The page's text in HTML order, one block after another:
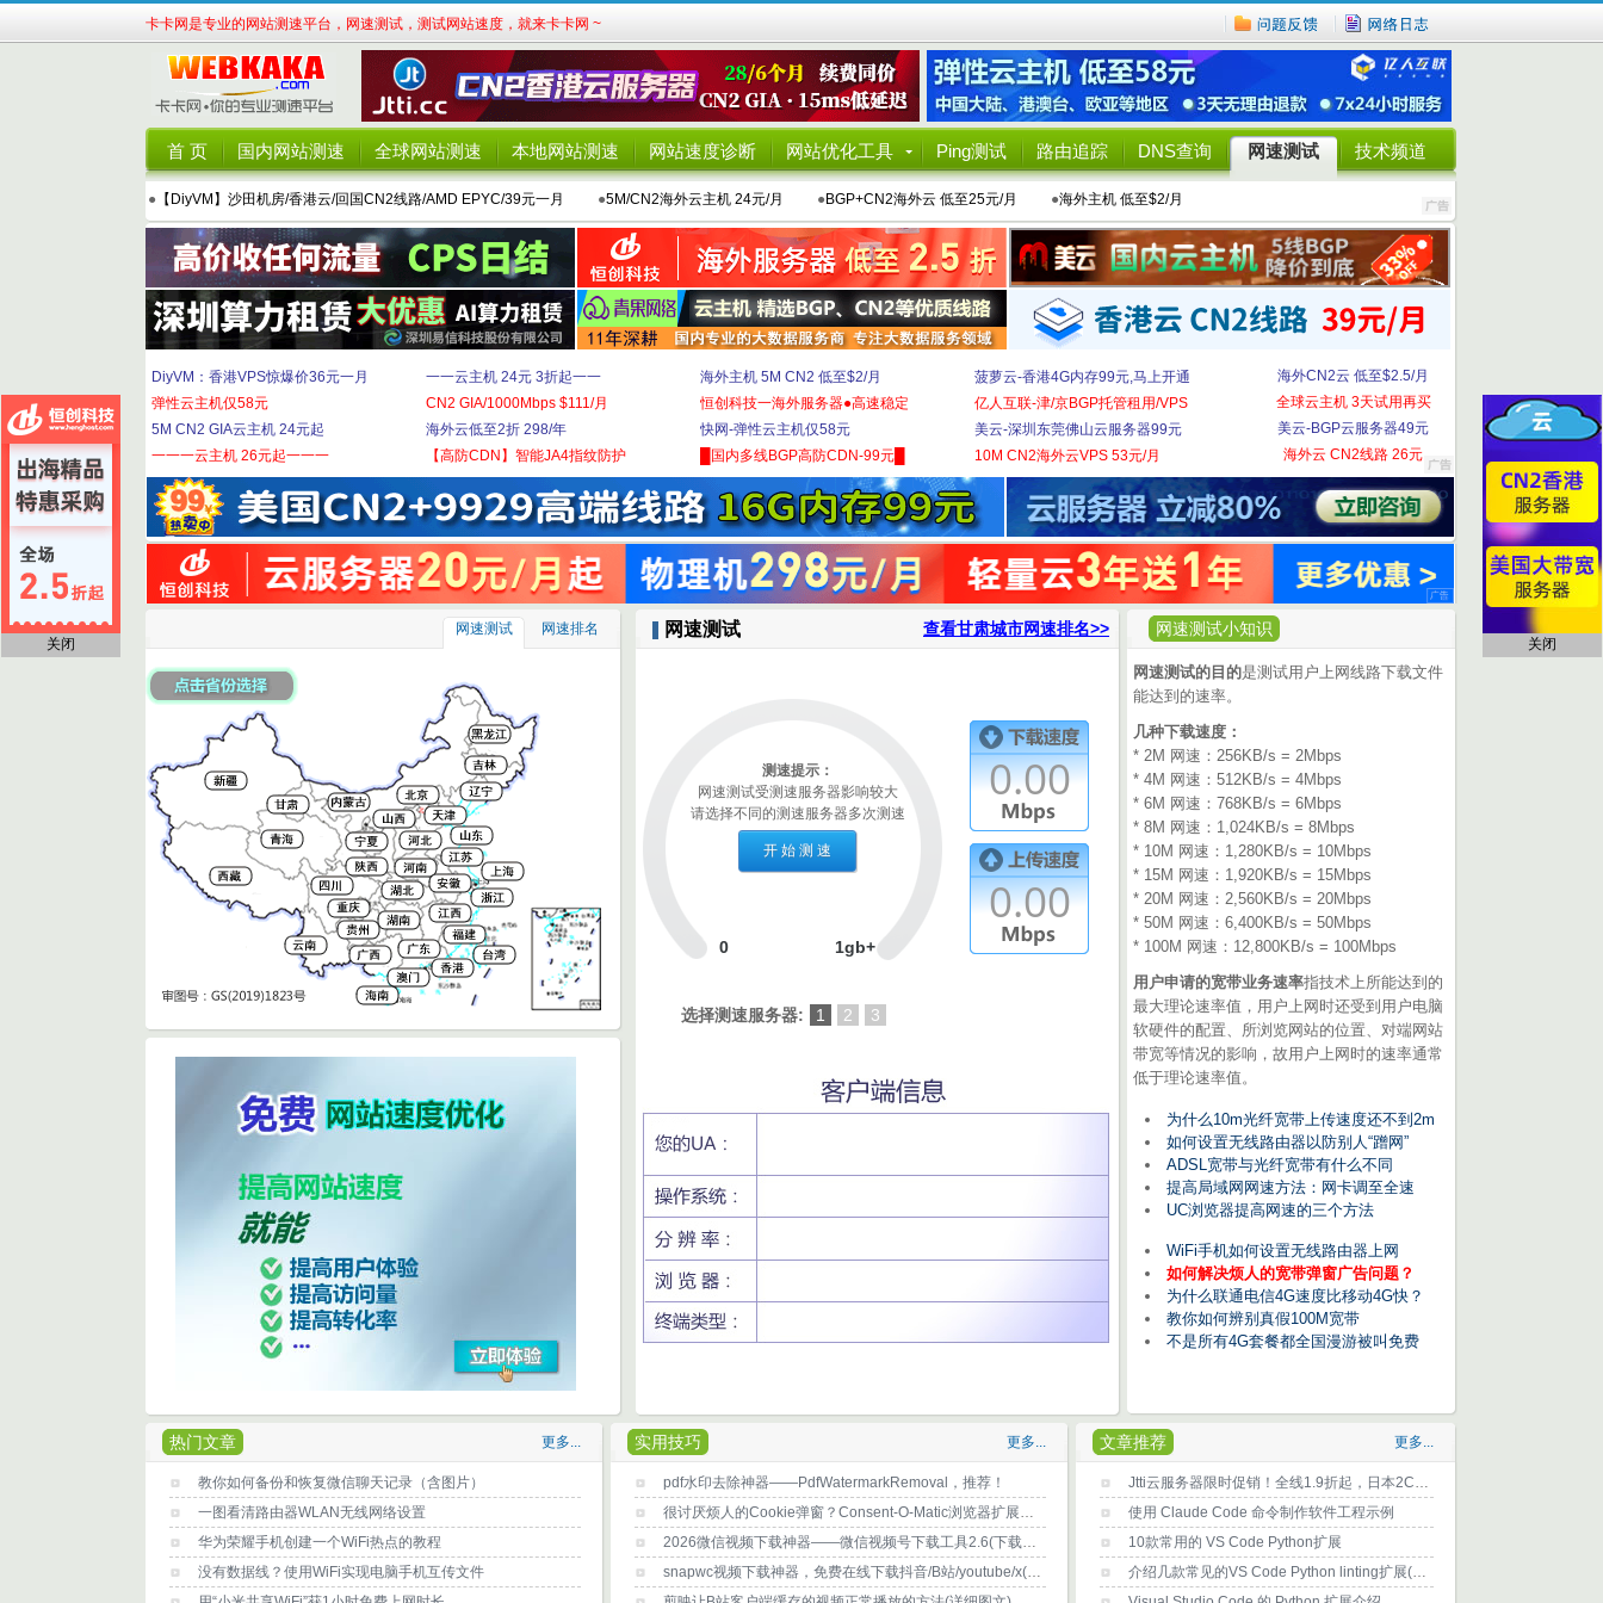
卡卡网是专业的网站测速平台，网速测试，测试网站速度，就来卡卡网 ~
首 页 国内网站测速 全球网站测速 本地网站测速 网站速度诊断 网站优化工具 Ping测试 路由追踪 DNS查询 网速测试 技术频道
● 【DiyVM】沙田机房/香港云/回国CN2线路/AMD EPYC/39元一月 ●5M/CN2海外云主机 24元/月 ●BGP+CN2海外云 低至25元/月 ●海外主机 低至$2/月
DiyVM：香港VPS惊爆价36元一月
弹性云主机仅58元
5M CN2 GIA云主机 24元起
一一一云主机 26元起一一一
一一云主机 24元 3折起一一
CN2 GIA/1000Mbps $111/月
海外云低至2折 298/年
【高防CDN】智能JA4指纹防护
海外主机 5M CN2 低至$2/月
恒创科技一海外服务器●高速稳定
快网-弹性云主机仅58元
█国内多线BGP高防CDN-99元█
菠萝云-香港4G内存99元,马上开通
亿人互联-津/京BGP托管租用/VPS
美云-深圳东莞佛山云服务器99元
10M CN2海外云VPS 53元/月
海外CN2云 低至$2.5/月
全球云主机 3天试用再买
美云-BGP云服务器49元
海外云 CN2线路 26元
网速测试 网速排名 网速测试 查看甘肃城市网速排名>>
测速提示：
网速测试受测速服务器影响较大
请选择不同的测速服务器多次测速
0 1gb+
选择测速服务器: 1 2 3
0.00
0.00
网速测试小知识
网速测试的目的是测试用户上网线路下载文件
能达到的速率。
几种下载速度：
* 2M 网速：256KB/s = 2Mbps
* 4M 网速：512KB/s = 4Mbps
* 6M 网速：768KB/s = 6Mbps
* 8M 网速：1,024KB/s = 8Mbps
* 10M 网速：1,280KB/s = 10Mbps
* 15M 网速：1,920KB/s = 15Mbps
* 20M 网速：2,560KB/s = 20Mbps
* 50M 网速：6,400KB/s = 50Mbps
* 100M 网速：12,800KB/s = 100Mbps
用户申请的宽带业务速率指技术上所能达到的
最大理论速率值，用户上网时还受到用户电脑
软硬件的配置、所浏览网站的位置、对端网站
带宽等情况的影响，故用户上网时的速率通常
低于理论速率值。
为什么10m光纤宽带上传速度还不到2m
如何设置无线路由器以防别人“蹭网”
ADSL宽带与光纤宽带有什么不同
提高局域网网速方法：网卡调至全速
UC浏览器提高网速的三个方法
WiFi手机如何设置无线路由器上网
如何解决烦人的宽带弹窗广告问题？
为什么联通电信4G速度比移动4G快？
教你如何辨别真假100M宽带
不是所有4G套餐都全国漫游被叫免费
热门文章 更多...
教你如何备份和恢复微信聊天记录（含图片）
一图看清路由器WLAN无线网络设置
华为荣耀手机创建一个WiFi热点的教程
没有数据线？使用WiFi实现电脑手机互传文件
实用技巧 更多...
pdf水印去除神器——PdfWatermarkRemoval，推荐！
很讨厌烦人的Cookie弹窗？Consent-O-Matic浏览器扩展帮你消除烦恼
2026微信视频下载神器——微信视频号下载工具2.6(下载及使用方法)
snapwc视频下载神器，免费在线下载抖音/B站/youtube/x(推特)等任何网站视频？
文章推荐 更多...
Jtti云服务器限时促销！全线1.9折起，日本2C2G5M低至$28/6个月，终身循环优惠
使用 Claude Code 命令制作软件工程示例
10款常用的 VS Code Python扩展
介绍几款常见的VS Code Python linting扩展(代码分析工具)
关闭 关闭